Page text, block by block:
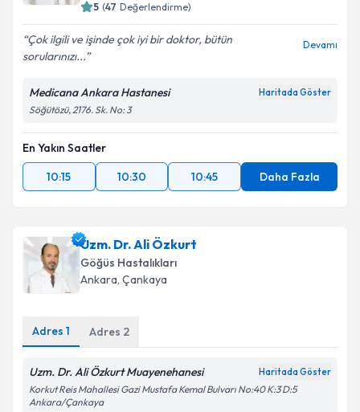
Kişisel verilerimin işlenmesine ilişkin
kapsamda işlenmesini kabul ediyorum.
5 (47 Değerlendirme)
Çok ilgili ve işinde çok iyi bir doktor, bütün
sorularınızı...
Devamı
Medicana Ankara Hastanesi Haritada Göster
Söğütözü, 2176. Sk. No: 3
En Yakın Saatler
10:15
10:30 10:45 Daha Fazla
Uzm. Dr. Ali Özkurt
Göğüs Hastalıkları
Ankara, Çankaya
Adres 1 Adres 2
Uzm. Dr. Ali Özkurt Muayenehanesi Haritada Göster
Korkut Reis Mahallesi Gazi Mustafa Kemal Bulvarı No:40 K:3 D:5
Ankara/Çankaya